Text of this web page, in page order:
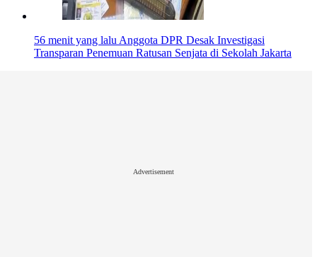
56 menit yang laluAnggota DPR Desak Investigasi
Transparan Penemuan Ratusan Senjata di Sekolah Jakarta
Advertisement